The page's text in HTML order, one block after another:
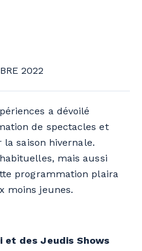
2022
a dévoilé
de spectacles et
la saison hivernale.
mais aussi
programmation plaira
moins jeunes.
et des Jeudis Shows